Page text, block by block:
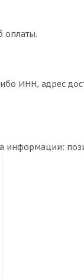
оплаты.
ИНН, адрес
информации: